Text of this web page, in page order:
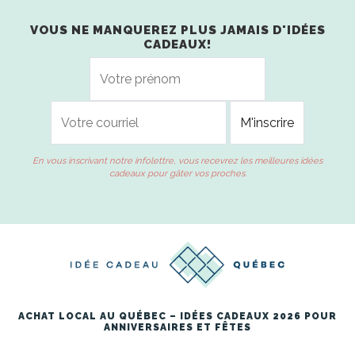
VOUS NE MANQUEREZ PLUS JAMAIS D'IDÉES
CADEAUX!
En vous inscrivant notre infolettre, vous recevrez les meilleures idées
cadeaux pour gâter vos proches.
ACHAT LOCAL AU QUÉBEC – IDÉES CADEAUX 2026 POUR
ANNIVERSAIRES ET FÊTES